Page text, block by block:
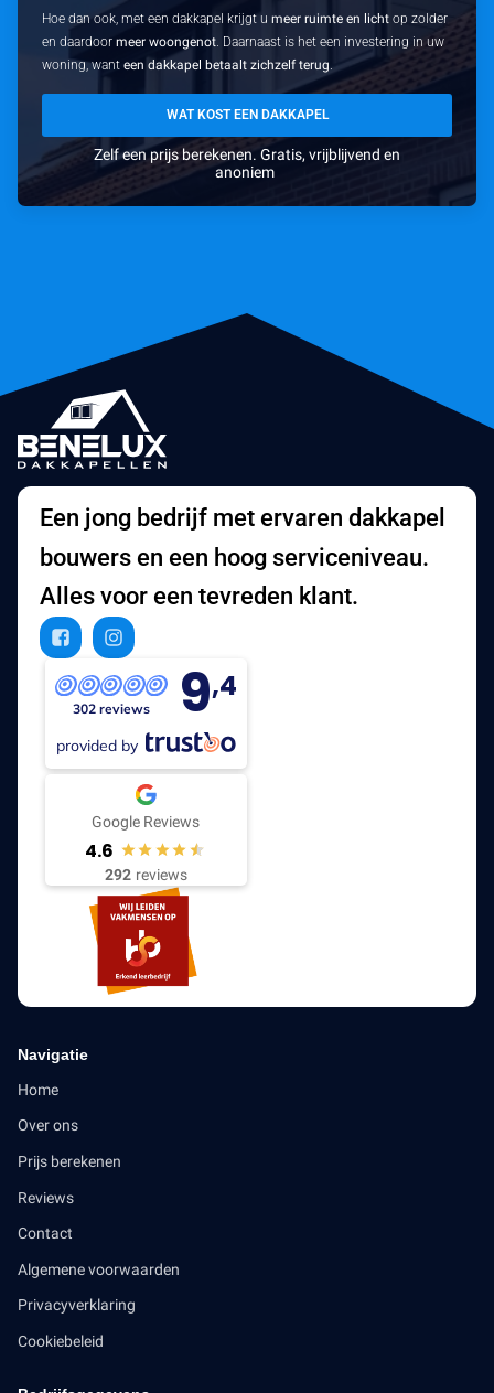
Hoe dan ook, met een dakkapel krijgt umeer ruimte en licht op zolder
en daardoormeer woongenot . Daarnaast is het een investering in uw
woning, wanteen dakkapel betaalt zichzelf terug
WAT KOST EEN DAKKAPEL
Zelf een prijs berekenen. Gratis, vrijblijvend en
anoniem
Een jong bedrijf met ervaren dakkapel
bouwers en een hoog serviceniveau.
Alles voor een tevreden klant.
302 reviews 9,4
provided by
Google Reviews
4.6
292 reviews
Navigatie
Home
Over ons
Prijs berekenen
Reviews
Contact
Algemene voorwaarden
Privacyverklaring
Cookiebeleid